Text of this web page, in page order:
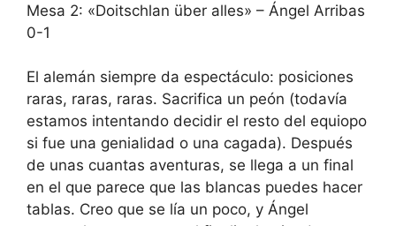
Mesa 2: «Doitschlan über alles» – Ángel Arribas
0-1
El alemán siempre da espectáculo: posiciones
raras, raras, raras. Sacrifica un peón (todavía
estamos intentando decidir el resto del equiopo
si fue una genialidad o una cagada). Después
de unas cuantas aventuras, se llega a un final
en el que parece que las blancas puedes hacer
tablas. Creo que se lía un poco, y Ángel